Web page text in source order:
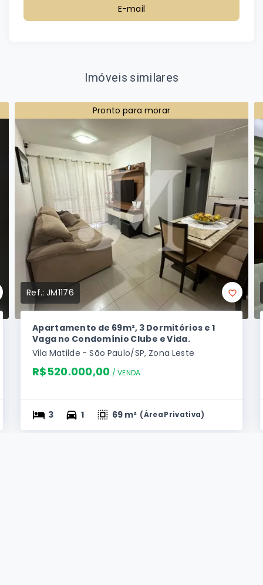
E-mail
Imóveis similares
Pronto para morar
Ref.:JM1176
Apartamento de 69m², 3 Dormitórios e 1
Vaga no Condomínio Clube e Vida.
Vila Matilde - São Paulo/SP, Zona Leste
R$520.000,00 / VENDA
3 1 69 m² (Área Privativa)